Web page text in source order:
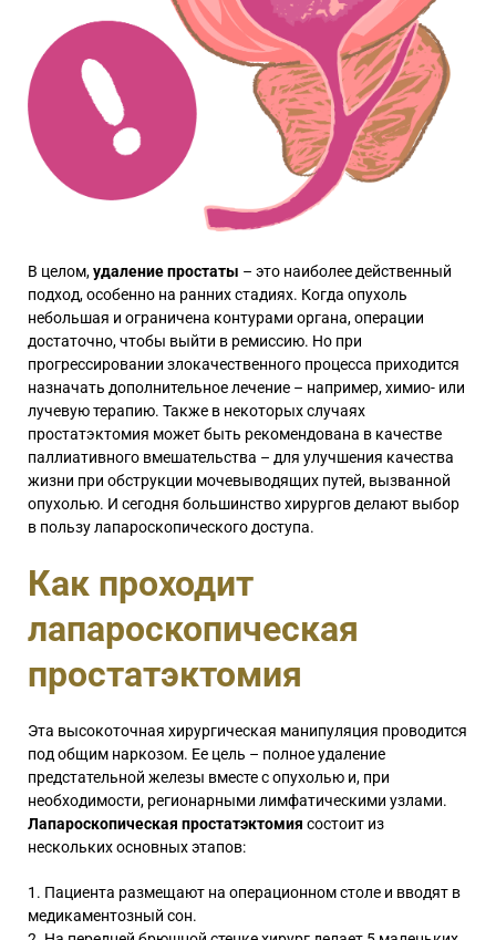
В целом,удаление простаты – это наиболее действенный
подход, особенно на ранних стадиях. Когда опухоль
небольшая и ограничена контурами органа, операции
достаточно, чтобы выйти в ремиссию. Но при
прогрессировании злокачественного процесса приходится
назначать дополнительное лечение – например, химио- или
лучевую терапию. Также в некоторых случаях
простатэктомия может быть рекомендована в качестве
паллиативного вмешательства – для улучшения качества
жизни при обструкции мочевыводящих путей, вызванной
опухолью. И сегодня большинство хирургов делают выбор
в пользу лапароскопического доступа.
Как проходит
лапароскопическая
простатэктомия
Эта высокоточная хирургическая манипуляция проводится
под общим наркозом. Ее цель – полное удаление
предстательной железы вместе с опухолью и, при
необходимости, регионарными лимфатическими узлами.
Лапароскопическая простатэктомия состоит из
нескольких основных этапов:
Пациента размещают на операционном столе и вводят в
медикаментозный сон.